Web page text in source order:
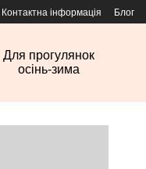
Контактна інформація Блог
Для прогулянок
осінь-зима